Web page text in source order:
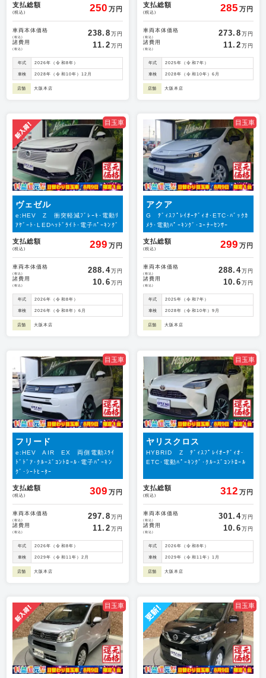
支払総額
(税込) 250 万円
車両本体価格
(税込) 238.8 万円
諸費用
(税込) 11.2 万円
年式 2026年（令和8年）
車検 2028年（令和10年）12月
店舗 大阪本店
支払総額
(税込) 285 万円
車両本体価格
(税込) 273.8 万円
諸費用
(税込) 11.2 万円
年式 2025年（令和7年）
車検 2028年（令和10年）6月
店舗 大阪本店
目玉車
ヴェゼル
e:HEV Z 衝突軽減ﾌﾞﾚｰｷ･電動ﾘ
ｱｹﾞｰﾄ･LEDﾍｯﾄﾞﾗｲﾄ･電子ﾊﾟｰｷﾝｸﾞ
支払総額
(税込) 299 万円
車両本体価格
(税込) 288.4万円
諸費用
(税込) 10.6 万円
年式 2026年（令和8年）
車検 2026年（令和8年）6月
店舗 大阪本店
目玉車
アクア
G ﾃﾞｨｽﾌﾟﾚｲｵｰﾃﾞｨｵ･ETC･ﾊﾞｯｸｶ
ﾒﾗ･電動ﾊﾟｰｷﾝｸﾞ･ｺｰﾅｰｾﾝｻｰ
支払総額
(税込) 299 万円
車両本体価格
(税込) 288.4万円
諸費用
(税込) 10.6 万円
年式 2025年（令和7年）
車検 2028年（令和10年）9月
店舗 大阪本店
目玉車
フリード
e:HEV AIR EX 両側電動ｽﾗｲ
ﾄﾞﾄﾞｱ･ｸﾙｰｽﾞｺﾝﾄﾛｰﾙ･電子ﾊﾟｰｷﾝ
ｸﾞ･ｼｰﾄﾋｰﾀｰ
支払総額
(税込) 309 万円
車両本体価格
(税込) 297.8 万円
諸費用
(税込) 11.2 万円
年式 2026年（令和8年）
車検 2029年（令和11年）2月
店舗 大阪本店
目玉車
ヤリスクロス
HYBRID Z ﾃﾞｨｽﾌﾟﾚｲｵｰﾃﾞｨｵ･
ETC･電動ﾊﾟｰｷﾝｸﾞ･ｸﾙｰｽﾞｺﾝﾄﾛｰﾙ
支払総額
(税込) 312 万円
車両本体価格
(税込) 301.4万円
諸費用
(税込) 10.6 万円
年式 2026年（令和8年）
車検 2029年（令和11年）1月
店舗 大阪本店
目玉車 目玉車